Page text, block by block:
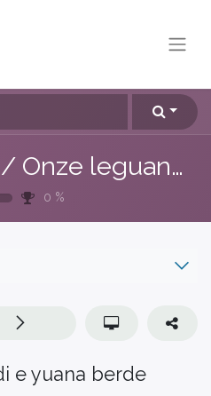
Nos yuananan / Onze leguanen
0 %
e yuana berde